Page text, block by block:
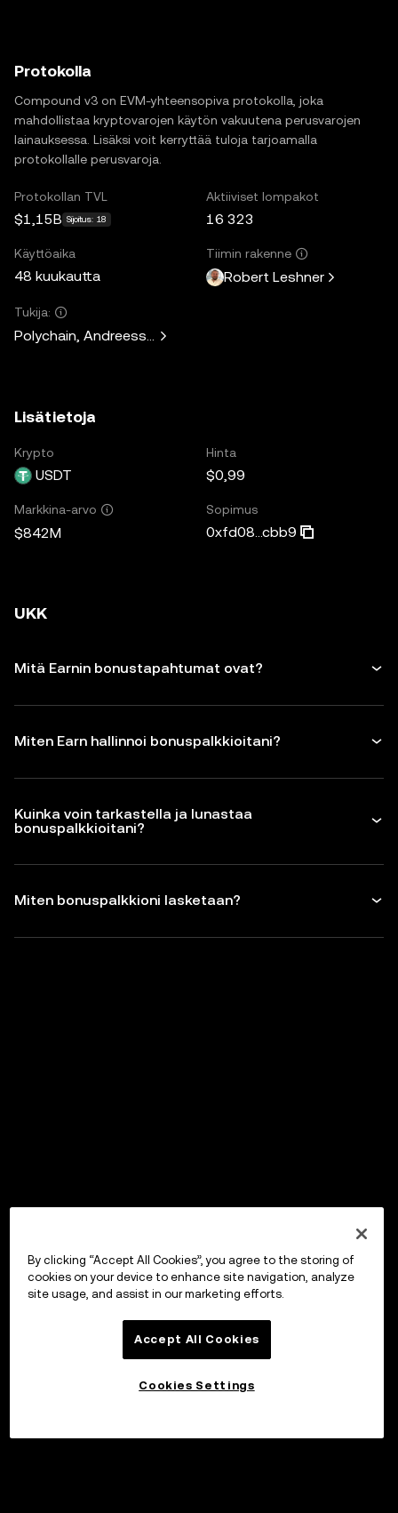
Protokolla
Compound v3 on EVM-yhteensopiva protokolla, joka
mahdollistaa kryptovarojen käytön vakuutena perusvarojen
lainauksessa. Lisäksi voit kerryttää tuloja tarjoamalla
protokollalle perusvaroja.
Protokollan TVL
$1,15B Sijoitus: 18
Aktiiviset lompakot
16 323
Käyttöaika
48 kuukautta
Tiimin rakenne
Robert Leshner
Tukija:
Polychain, Andreessen Horowitz, Paradigm, Bain Capital
Lisätietoja
Krypto
USDT
Hinta
$0,99
Markkina-arvo
$842M
Sopimus
0xfd08...cbb9
UKK
Mitä Earnin bonustapahtumat ovat?
Miten Earn hallinnoi bonuspalkkioitani?
Kuinka voin tarkastella ja lunastaa
bonuspalkkioitani?
Miten bonuspalkkioni lasketaan?
By clicking “Accept All Cookies”, you agree to the storing of
cookies on your device to enhance site navigation, analyze
site usage, and assist in our marketing efforts.
Accept All Cookies
Cookies Settings